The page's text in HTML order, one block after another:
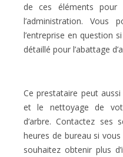
de ces éléments pour
l’administration. Vous
l’entreprise en question
détaillé pour l’abattage
Ce prestataire peut
et le nettoyage de
d’arbre. Contactez ses
heures de bureau si
souhaitez obtenir plus